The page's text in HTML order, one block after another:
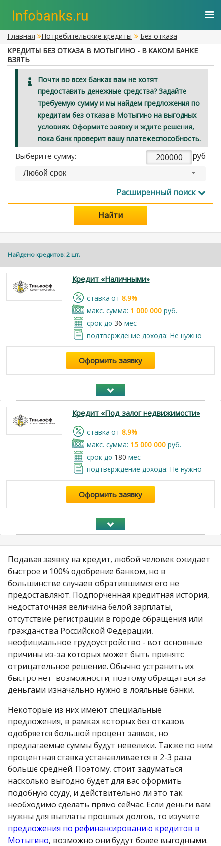
Главная Потребительские кредиты
Без отказа
КРЕДИТЫ БЕЗ ОТКАЗА В МОТЫГИНО - В КАКОМ БАНКЕ
ВЗЯТЬ
Почти во всех банках вам не хотят
предоставить денежные средства? Задайте
требуемую сумму и мы найдем предложения по
кредитам без отказа в Мотыгино на выгодных
условиях. Оформите заявку и ждите решения,
пока банк проверит вашу платежеспособность.
Выберите сумму: руб
Любой срок
Расширенный поиск
Найти
Найдено кредитов: 2 шт.
Кредит «Наличными»
cтавка от 8.9%
макс. сумма: 1 000 000руб.
срок до 36 мес
подтверждение дохода: Не нужно
Оформить заявку
Кредит «Под залог недвижимости»
cтавка от 8.9%
макс. сумма: 15 000 000руб.
срок до 180 мес
подтверждение дохода: Не нужно
Оформить заявку
Подавая заявку на кредит, любой человек ожидает
быстрое и 100% одобрение банком, но в
большинстве случаев обратившимся его не
предоставляют. Подпорченная кредитная история,
недостаточная величина белой зарплаты,
отсутствие регистрации в городе обращения или
гражданства Российской Федерации,
неофициальное трудоустройство - вот основные
причины из-за которых может быть принято
отрицательное решение. Обычно устранить их
быстро нет возможности, поэтому обращаться за
деньгами изначально нужно в лояльные банки.
Некоторые из них имеют специальные
предложения, в рамках которых без отказов
одобряется большой процент заявок, но
предлагаемые суммы будут невелики. Также по ним
процентная ставка устанавливается в 2-3 раза
больше средней. Поэтому, стоит задуматься
насколько выгодно будет для вас оформить
подобную ссуду, и действительно ли это так
необходимо сделать прямо сейчас. Если деньги вам
нужны для выплаты прошлых долгов, то изучите
предложения по рефинансированию кредитов в
Мотыгино, возможно они будут более выгодными.